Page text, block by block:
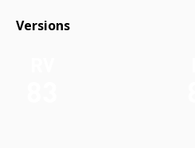
Versions